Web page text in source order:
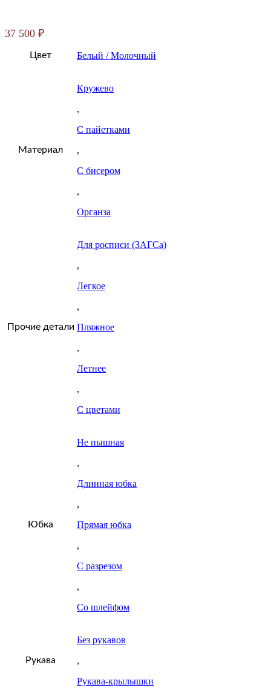
37 500 ₽
Цвет Белый / Молочный
Материал
Кружево
,
С пайетками
,
С бисером
,
Органза
Прочие детали
Для росписи (ЗАГСа)
,
Легкое
,
Пляжное
,
Летнее
,
С цветами
Юбка
Не пышная
,
Длинная юбка
,
Прямая юбка
,
С разрезом
,
Со шлейфом
Рукава
Без рукавов
,
Рукава-крылышки